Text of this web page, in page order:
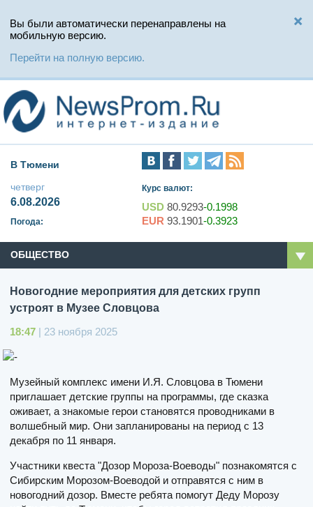
Вы были автоматически перенаправлены на
мобильную версию.
Перейти на полную версию.
В Тюмени
четверг
6.08.2026
Погода:
Курс валют:
USD 80.9293-0.1998
EUR 93.1901-0.3923
ОБЩЕСТВО
Новогодние мероприятия для детских групп
устроят в Музее Словцова
18:47 | 23 ноября 2025
Музейный комплекс имени И.Я. Словцова в Тюмени
приглашает детские группы на программы, где сказка
оживает, а знакомые герои становятся проводниками в
волшебный мир. Они запланированы на период с 13
декабря по 11 января.
Участники квеста "Дозор Мороза-Воеводы" познакомятся с
Сибирским Морозом-Воеводой и отправятся с ним в
новогодний дозор. Вместе ребята помогут Деду Морозу